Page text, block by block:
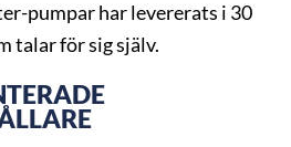
pumpar har levererats i 30
talar för sig själv.